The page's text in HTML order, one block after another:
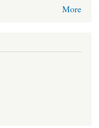
More